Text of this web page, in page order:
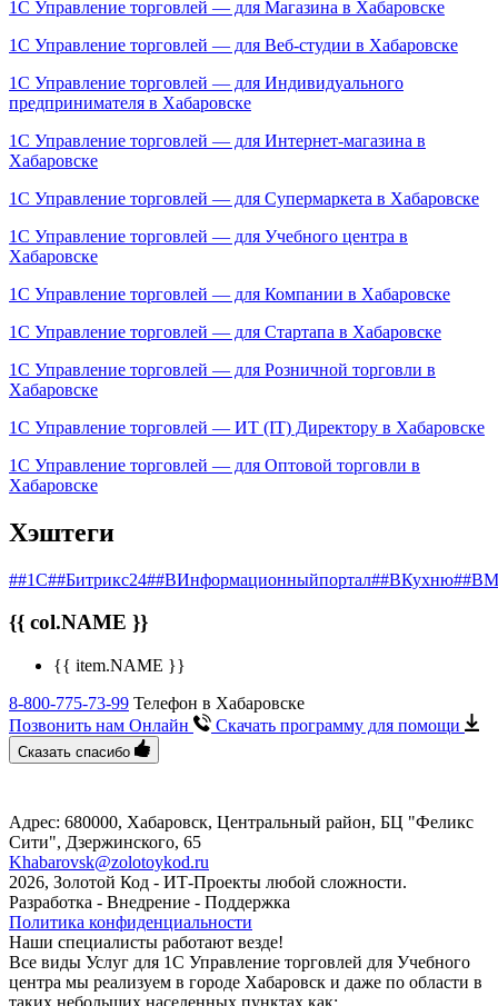
1С Управление торговлей — для Магазина в Хабаровске
1С Управление торговлей — для Веб-студии в Хабаровске
1С Управление торговлей — для Индивидуального
предпринимателя в Хабаровске
1С Управление торговлей — для Интернет-магазина в
Хабаровске
1С Управление торговлей — для Супермаркета в Хабаровске
1С Управление торговлей — для Учебного центра в
Хабаровске
1С Управление торговлей — для Компании в Хабаровске
1С Управление торговлей — для Стартапа в Хабаровске
1С Управление торговлей — для Розничной торговли в
Хабаровске
1С Управление торговлей — ИТ (IT) Директору в Хабаровске
1С Управление торговлей — для Оптовой торговли в
Хабаровске
Хэштеги
##1С##Битрикс24##ВИнформационныйпортал##ВКухню
{{ col.NAME }}
{{ item.NAME }}
8-800-775-73-99 Телефон в Хабаровске
Позвонить нам Онлайн
Скачать программу для помощи
Сказать спасибо
Адрес: 680000, Хабаровск, Центральный район, БЦ "Феликс
Сити", ​Дзержинского, 65
Khabarovsk@zolotoykod.ru
2026, Золотой Код - ИТ-Проекты любой сложности.
Разработка - Внедрение - Поддержка
Политика конфиденциальности
Наши специалисты работают везде!
Все виды Услуг для 1С Управление торговлей для Учебного
центра мы реализуем в городе Хабаровск и даже по области в